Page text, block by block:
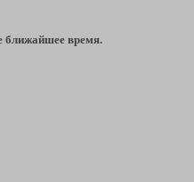
ближайшее время.